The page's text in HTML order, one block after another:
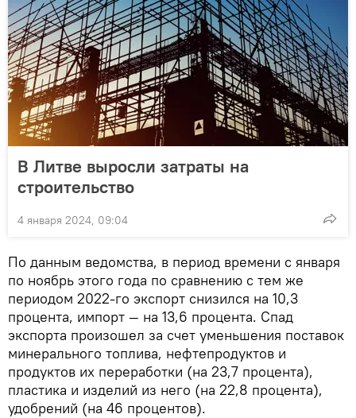
В Литве выросли затраты на
строительство
4 января 2024, 09:04
По данным ведомства, в период времени с января
по ноябрь этого года по сравнению с тем же
периодом 2022-го экспорт снизился на 10,3
процента, импорт — на 13,6 процента. Спад
экспорта произошел за счет уменьшения поставок
минерального топлива, нефтепродуктов и
продуктов их переработки (на 23,7 процента),
пластика и изделий из него (на 22,8 процента),
удобрений (на 46 процентов).